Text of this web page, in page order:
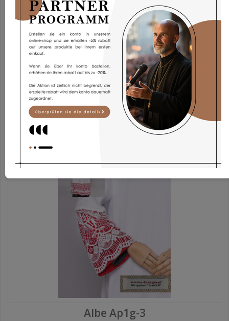
Chorrock Kp2g-3
173,93 €
Albe Ap1g-3